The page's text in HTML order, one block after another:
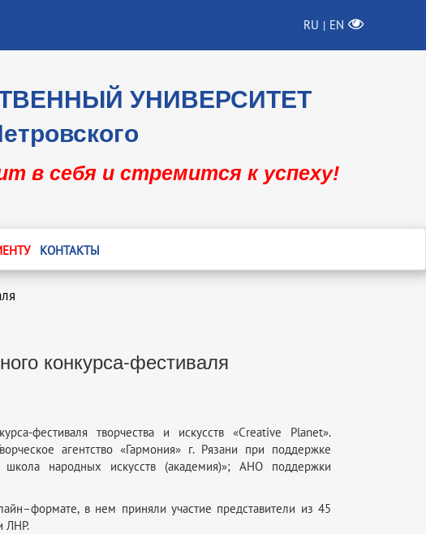
RU | EN
УНИВЕРСИТЕТ
в себя и стремится к успеху!
КОНТАКТЫ
конкурса-фестиваля
фестиваля творчества и искусств «Creative Planet».
агентство «Гармония» г. Рязани при поддержке
народных искусств (академия)»; АНО поддержки
в нем приняли участие представители из 45
ЛНР.